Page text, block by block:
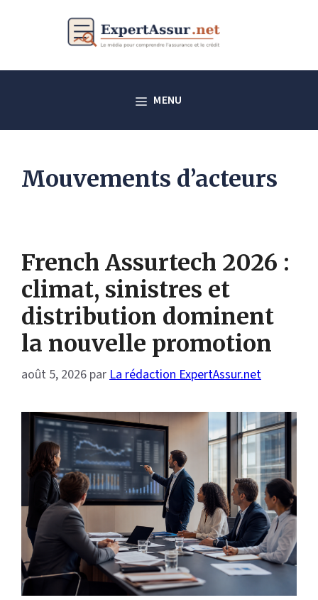
MENU
Mouvements d’acteurs
French Assurtech 2026 :
climat, sinistres et
distribution dominent
la nouvelle promotion
août 5, 2026 par La rédaction ExpertAssur.net